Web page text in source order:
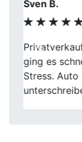
Gerd D.
Hier wird
meinen
und die
Previous